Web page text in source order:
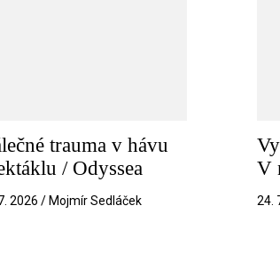
trauma v hávu
/ Odyssea
2026 / Mojmír Sedláček
V
24.